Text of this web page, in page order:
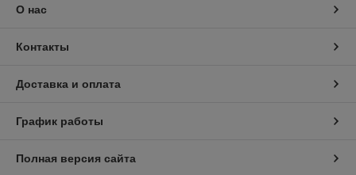
О нас
Контакты
Доставка и оплата
График работы
Полная версия сайта